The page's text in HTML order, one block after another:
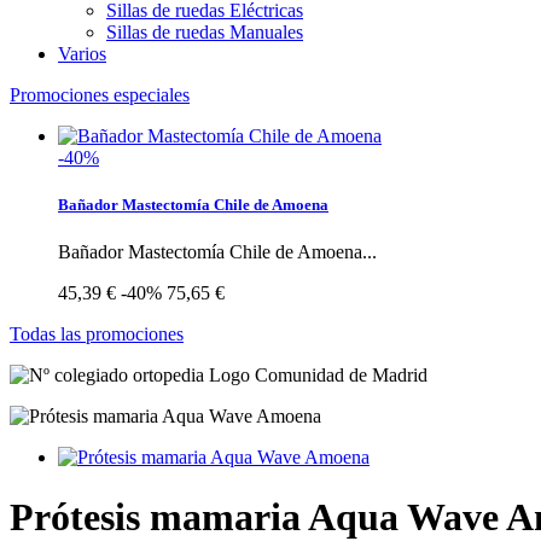
Sillas de ruedas Eléctricas
Sillas de ruedas Manuales
Varios
Promociones especiales
-40%
Bañador Mastectomía Chile de Amoena
Bañador Mastectomía Chile de Amoena...
45,39 € -40% 75,65 €
Todas las promociones
Prótesis mamaria Aqua Wave